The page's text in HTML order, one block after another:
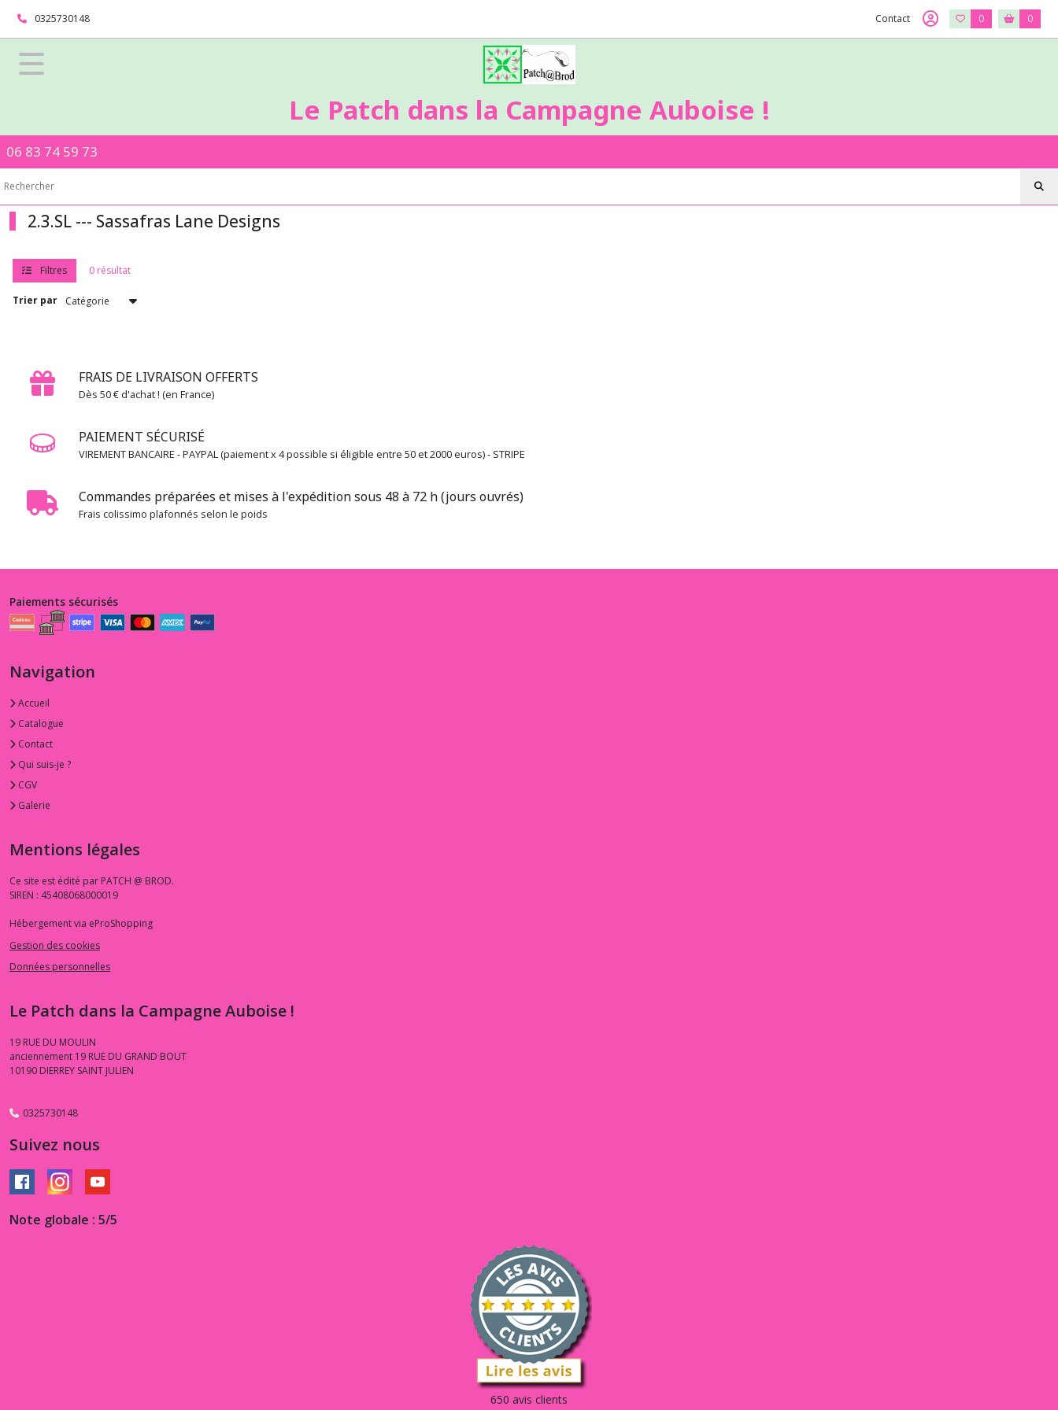
0325730148 Contact 0 0
Le Patch dans la Campagne Auboise !
06 83 74 59 73
2.3.SL --- Sassafras Lane Designs
Filtres 0 résultat
Trier par
FRAIS DE LIVRAISON OFFERTS
Dès 50 € d'achat ! (en France)
PAIEMENT SÉCURISÉ
VIREMENT BANCAIRE - PAYPAL (paiement x 4 possible si éligible entre 50 et 2000 euros) - STRIPE
Commandes préparées et mises à l'expédition sous 48 à 72 h (jours ouvrés)
Frais colissimo plafonnés selon le poids
Fermer
FILTRES
Afficher
résultats
Paiements sécurisés
Navigation
Accueil
Catalogue
Contact
Qui suis-je ?
CGV
Galerie
Mentions légales
Ce site est édité par PATCH @ BROD.
SIREN : 45408068000019
Hébergement via eProShopping
Gestion des cookies
Données personnelles
Le Patch dans la Campagne Auboise !
19 RUE DU MOULIN
anciennement 19 RUE DU GRAND BOUT
10190 DIERREY SAINT JULIEN
0325730148
Suivez nous
Note globale : 5/5
650 avis clients